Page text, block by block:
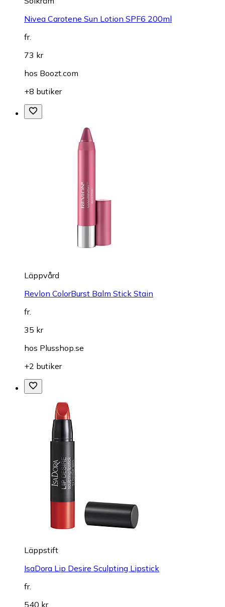
Nivea Carotene Sun Lotion SPF6 200ml
fr.
73 kr
hos Boozt.com
+8 butiker
Läppvård
Revlon ColorBurst Balm Stick Stain
fr.
35 kr
hos Plusshop.se
+2 butiker
Läppstift
IsaDora Lip Desire Sculpting Lipstick
fr.
540 kr